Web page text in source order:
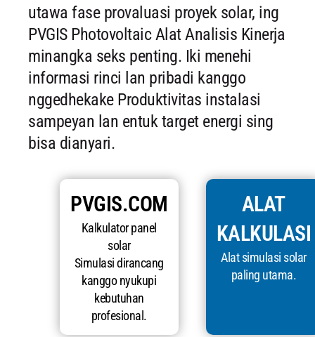
utawa fase provaluasi proyek solar, ing
PVGIS Photovoltaic Alat Analisis Kinerja
minangka seks penting. Iki menehi
informasi rinci lan pribadi kanggo
nggedhekake Produktivitas instalasi
sampeyan lan entuk target energi sing
bisa dianyari.
PVGIS.COM
Kalkulator panel
solar
Simulasi dirancang
kanggo nyukupi
kebutuhan
profesional.
ALAT
KALKULASI
Alat simulasi solar
paling utama.